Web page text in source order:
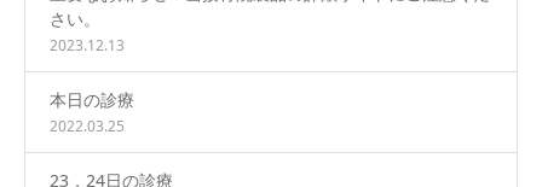
さい。
2023.12.13
本日の診療
2022.03.25
23．24日の診療